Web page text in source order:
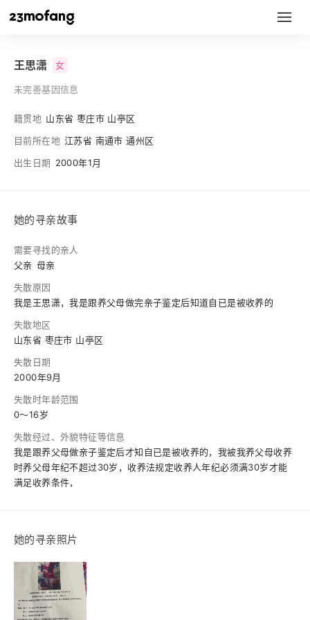
王思潇 女
未完善基因信息
籍贯地 山东省 枣庄市 山亭区
目前所在地 江苏省 南通市 通州区
出生日期 2000年1月
她的寻亲故事
需要寻找的亲人
父亲 母亲
失散原因
我是王思潇，我是跟养父母做完亲子鉴定后知道自已是被收养的
失散地区
山东省 枣庄市 山亭区
失散日期
2000年9月
失散时年龄范围
0～16岁
失散经过、外貌特征等信息
我是跟养父母做亲子鉴定后才知自已是被收养的，我被我养父母收养
时养父母年纪不超过30岁，收养法规定收养人年纪必须满30岁才能
满足收养条件，
她的寻亲照片